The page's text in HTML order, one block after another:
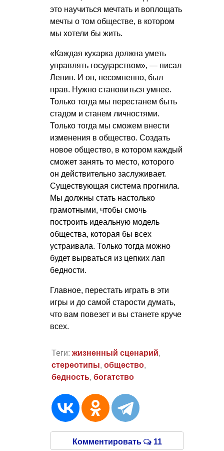
это научиться мечтать и воплощать
мечты о том обществе, в котором
мы хотели бы жить.
«Каждая кухарка должна уметь
управлять государством», — писал
Ленин. И он, несомненно, был
прав. Нужно становиться умнее.
Только тогда мы перестанем быть
стадом и станем личностями.
Только тогда мы сможем внести
изменения в общество. Создать
новое общество, в котором каждый
сможет занять то место, которого
он действительно заслуживает.
Существующая система прогнила.
Мы должны стать настолько
грамотными, чтобы смочь
построить идеальную модель
общества, которая бы всех
устраивала. Только тогда можно
будет вырваться из цепких лап
бедности.
Главное, перестать играть в эти
игры и до самой старости думать,
что вам повезет и вы станете круче
всех.
Теги: жизненный сценарий,
стереотипы, общество,
бедность, богатство
Комментировать 11